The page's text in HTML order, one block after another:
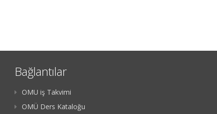
Bağlantılar
OMU iş Takvimi
OMÜ Ders Kataloğu